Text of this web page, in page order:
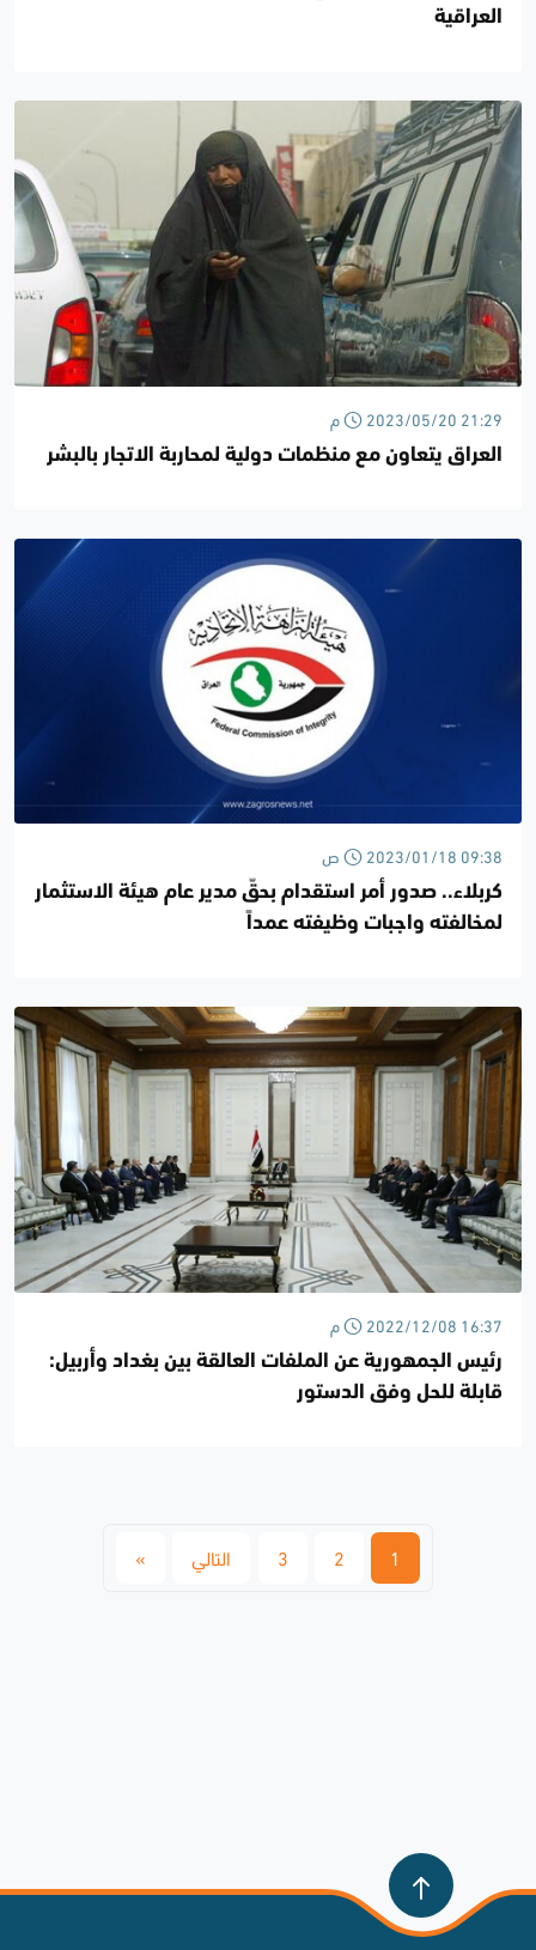
العراقية
2023/05/20 21:29 م
العراق يتعاون مع منظمات دولية لمحاربة الاتجار بالبشر
2023/01/18 09:38 ص
كربلاء.. صدور أمر استقدام بحقّ مدير عام هيئة الاستثمار
لمخالفته واجبات وظيفته عمداً
2022/12/08 16:37 م
رئيس الجمهورية عن الملفات العالقة بين بغداد وأربيل:
قابلة للحل وفق الدستور
1
2
3 التالي »